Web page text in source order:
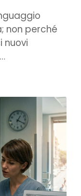
non perché
nuovi